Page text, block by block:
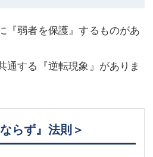
『弱者を保護』するものがあ
通する『逆転現象』がありま
らず』法則＞